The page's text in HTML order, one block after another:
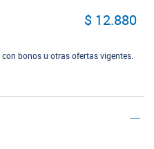
$ 12.880
bonos u otras ofertas vigentes.